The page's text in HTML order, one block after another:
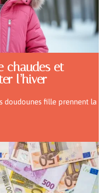
chaudes et
l’hiver
doudounes fille prennent la